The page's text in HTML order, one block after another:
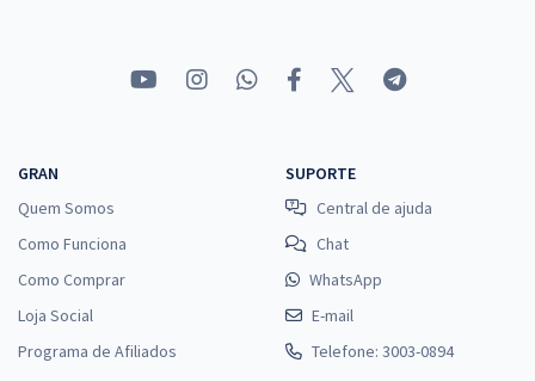
GRAN
Quem Somos
Como Funciona
Como Comprar
Loja Social
Programa de Afiliados
SUPORTE
Central de ajuda
Chat
WhatsApp
E-mail
Telefone: 3003-0894